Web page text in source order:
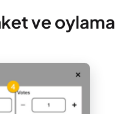
ve oylama